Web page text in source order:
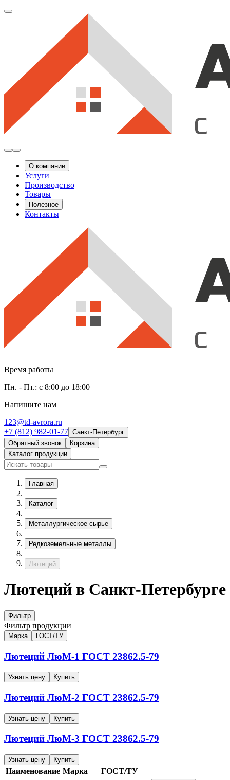
О компании
Услуги
Производство
Товары
Полезное
Контакты
Время работы
Пн. - Пт.: с 8:00 до 18:00
Напишите нам
123@td-avrora.ru
+7 (812) 982-01-77 Санкт-Петербург
Обратный звонок
Корзина
Каталог продукции
Главная
Каталог
Металлургическое сырье
Редкоземельные металлы
Лютеций
Лютеций в Санкт-Петербурге
Фильтр
Фильтр продукции
Марка ГОСТ/ТУ
Лютеций ЛюМ-1 ГОСТ 23862.5-79
Узнать цену Купить
Лютеций ЛюМ-2 ГОСТ 23862.5-79
Узнать цену Купить
Лютеций ЛюМ-3 ГОСТ 23862.5-79
Узнать цену Купить
Наименование Марка ГОСТ/ТУ